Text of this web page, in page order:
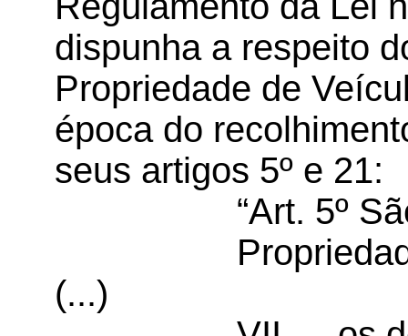
dispunha a respeito
Propriedade de
época do
seus artigos 5º e 21:
“Art. 5º
(...)